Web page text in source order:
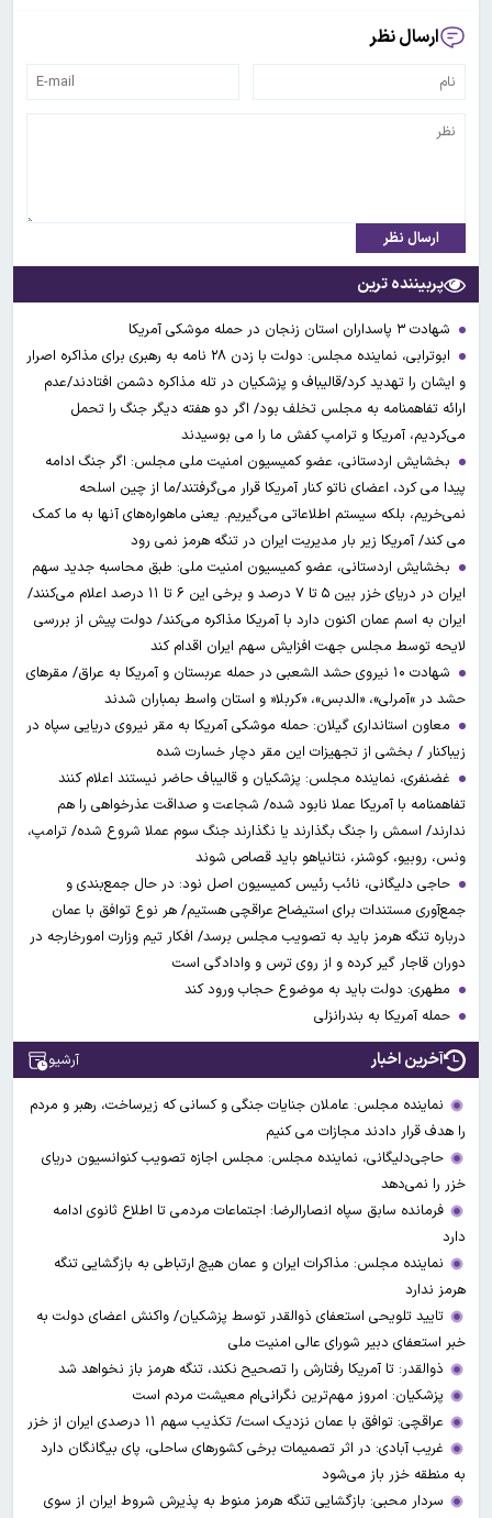
ارسال نظر
ارسال نظر
پربیننده ترین
شهادت ۳ ‌پاسداران استان زنجان در حمله موشکی آمریکا
ابوترابی، نماینده مجلس: دولت با زدن ۲۸ نامه به رهبری برای مذاکره اصرار
و ایشان را تهدید کرد/قالیباف و پزشکیان در تله مذاکره دشمن افتادند/عدم
ارائه تفاهمنامه به مجلس تخلف بود/ اگر دو هفته دیگر جنگ را تحمل
می‌کردیم، آمریکا و ترامپ کفش ما را می بوسیدند
بخشایش اردستانی، عضو کمیسیون امنیت ملی مجلس: اگر جنگ ادامه
پیدا می کرد، اعضای ناتو کنار آمریکا قرار می‌گرفتند/ما از چین اسلحه
نمی‌خریم، بلکه سیستم اطلاعاتی می‌گیریم. یعنی ماهواره‌های آنها به ما کمک
می کند/ آمریکا زیر بار مدیریت ایران در تنگه هرمز نمی رود
بخشایش اردستانی، عضو کمیسیون امنیت ملی: طبق محاسبه جدید سهم
ایران در دریای خزر بین ۵ تا ۷ درصد و برخی این ۶ تا ۱۱ درصد اعلام می‌کنند/
ایران به اسم عمان اکنون دارد با آمریکا مذاکره می‌کند/ دولت پیش از بررسی
لایحه توسط مجلس جهت افزایش سهم ایران اقدام کند
شهادت ۱۰ نیروی حشد الشعبی در حمله عربستان و آمریکا به عراق/ مقرهای
حشد در »آمرلی»، «الدبس»، «کربلا« و استان واسط بمباران شدند
معاون استانداری گیلان: حمله موشکی آمریکا به مقر نیروی دریایی سپاه در
زیباکنار / بخشی از تجهیزات این مقر دچار خسارت شده
غضنفری، نماینده مجلس: پزشکیان و قالیباف حاضر نیستند اعلام کنند
تفاهمنامه با آمریکا عملا نابود شده/ شجاعت و صداقت عذرخواهی را هم
ندارند/ اسمش را جنگ بگذارند یا نگذارند جنگ سوم عملا شروع شده/ ترامپ،
ونس، روبیو، کوشنر، نتانیاهو باید قصاص شوند
حاجی دلیگانی، نائب رئیس کمیسیون اصل نود: در حال جمع‌بندی و
جمع‌آوری مستندات برای استیضاح عراقچی هستیم/ هر نوع توافق با عمان
درباره تنگه هرمز باید به تصویب مجلس برسد/ افکار تیم وزارت امورخارجه در
دوران قاجار گیر کرده و از روی ترس و وادادگی است
مطهری: دولت باید به موضوع حجاب ورود کند
حمله آمریکا به بندرانزلی
آخرین اخبار آرشیو
نماینده مجلس: عاملان جنایات جنگی و کسانی که زیرساخت‌، رهبر و مردم
را هدف قرار دادند مجازات می کنیم
حاجی‌دلیگانی، نماینده مجلس: مجلس اجازه تصویب کنوانسیون دریای
خزر را نمی‌دهد
فرمانده سابق سپاه انصارالرضا: اجتماعات مردمی تا اطلاع ثانوی ادامه
دارد
نماینده مجلس: مذاکرات ایران و عمان هیچ ارتباطی به بازگشایی تنگه
هرمز ندارد
تایید تلویحی استعفای ذوالقدر توسط پزشکیان/ واکنش اعضای دولت به
خبر استعفای دبیر شورای عالی امنیت ملی
ذوالقدر: تا آمریکا رفتارش را تصحیح نکند، تنگه هرمز باز نخواهد شد
پزشکیان: امروز مهم‌ترین نگرانی‌ام معیشت مردم است
عراقچی: توافق با عمان نزدیک است/ تکذیب سهم ۱۱ درصدی ایران از خزر
غریب آبادی: در اثر تصمیمات برخی کشورهای ساحلی، پای بیگانگان دارد
به منطقه خزر باز می‌شود
سردار محبی: بازگشایی تنگه هرمز منوط به پذیرش شروط ایران از سوی